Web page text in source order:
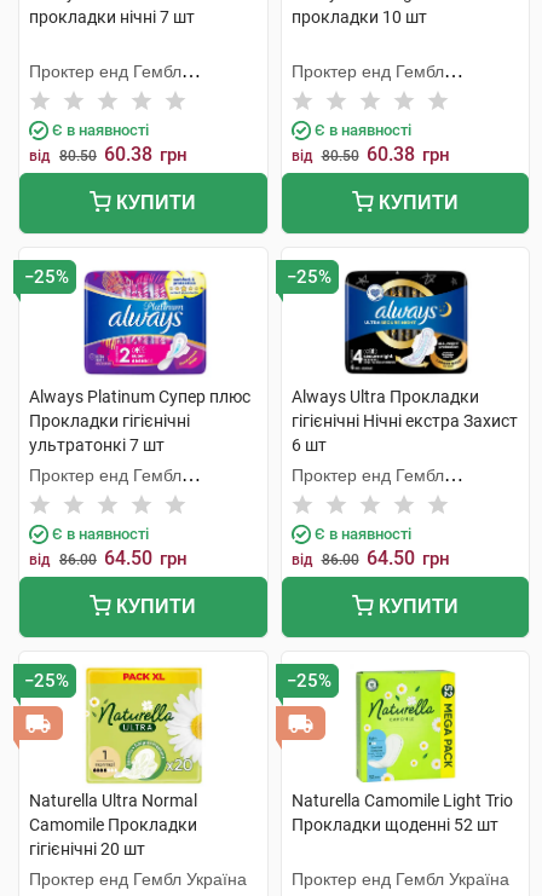
прокладки нічні 7 шт
Проктер енд Гембл
Мануфекчурінг
Є в наявності
від 80.50 60.38 грн
КУПИТИ
прокладки 10 шт
Проктер енд Гембл
Мануфекчурінг
Є в наявності
від 80.50 60.38 грн
КУПИТИ
−25%
Always Platinum Супер плюс
Прокладки гігієнічні
ультратонкі 7 шт
Проктер енд Гембл
Мануфекчурінг
Є в наявності
від 86.00 64.50 грн
КУПИТИ
−25%
Always Ultra Прокладки
гігієнічні Нічні екстра Захист
6 шт
Проктер енд Гембл
Мануфекчурінг
Є в наявності
від 86.00 64.50 грн
КУПИТИ
−25%
Naturella Ultra Normal
Camomile Прокладки
гігієнічні 20 шт
Проктер енд Гембл Україна
−25%
Naturella Camomile Light Trio
Прокладки щоденнi 52 шт
Проктер енд Гембл Україна